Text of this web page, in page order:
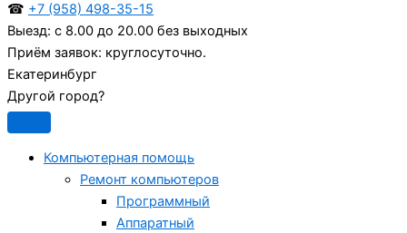
☎ +7 (958) 498-35-15
Выезд: с 8.00 до 20.00 без выходных
Приём заявок: круглосуточно.
Екатеринбург
Другой город?
Компьютерная помощь
Ремонт компьютеров
Программный
Аппаратный